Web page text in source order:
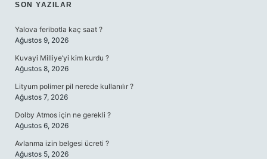
SIDEBAR
SON YAZILAR
Yalova feribotla kaç saat ?
Ağustos 9, 2026
Kuvayi Milliye’yi kim kurdu ?
Ağustos 8, 2026
Lityum polimer pil nerede kullanılır ?
Ağustos 7, 2026
Dolby Atmos için ne gerekli ?
Ağustos 6, 2026
Avlanma izin belgesi ücreti ?
Ağustos 5, 2026